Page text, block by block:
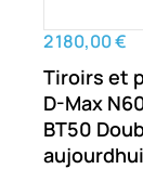
2 180,00 €
Tiroirs et
D-Max
BT50
aujourdhui